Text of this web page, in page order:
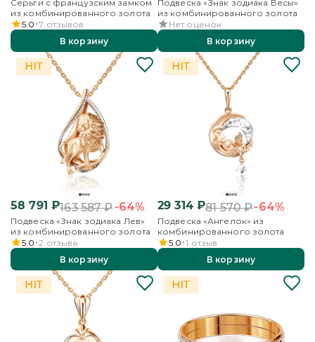
Серьги с французским замком
из комбинированного золота
5.0 7 отзывов
В корзину
Подвеска «Знак зодиака Весы»
из комбинированного золота
Нет оценок
В корзину
58 791 ₽163 587₽-64%
Подвеска «Знак зодиака Лев»
из комбинированного золота
5.0 2 отзыва
В корзину
29 314₽81 570₽-64%
Подвеска «Ангелок» из
комбинированного золота
5.0 1 отзыв
В корзину